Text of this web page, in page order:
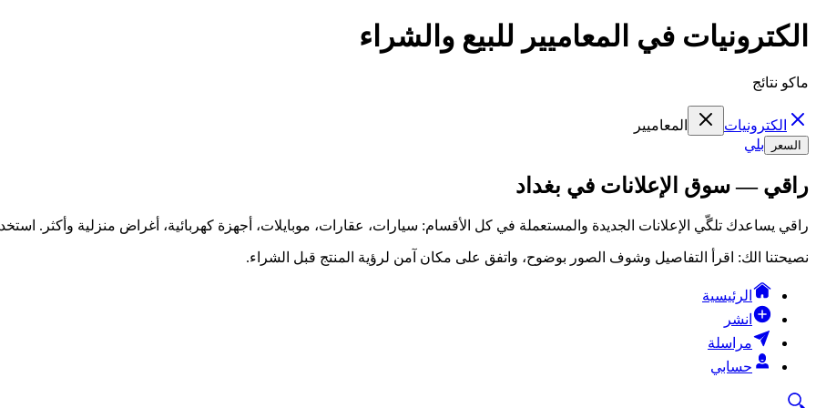
الكترونيات في المعاميير للبيع والشراء
ماكو نتائج
الكترونيات المعاميير
السعر بلي
راقي — سوق الإعلانات في بغداد
راقي يساعدك تلگّي الإعلانات الجديدة والمستعملة في كل الأقسام: سيارات، عقارات، موبايلات، أجهزة كهربائية، أغراض منزلية وأكثر.
نصيحتنا الك: اقرأ التفاصيل وشوف الصور بوضوح، واتفق على مكان آمن لرؤية المنتج قبل الشراء.
الرئيسية
انشر
مراسلة
حسابي